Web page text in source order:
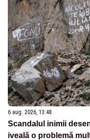
6 aug. 2026, 13:48
Scandalul inimii
iveală o problemă